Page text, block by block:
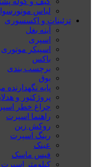
لباس
تزئینات و اکسسوری
آینه بغل
اسپری
اسپیکر موتوری
باکس
برچسب بندی
بوق
پایه نگهدارنده
پروژکتور و
چراغ خطر
راهنما اسپرت
روکش زین
رینگ اسپرت
عینک
فیس ماسک
کیلومتر اسپرت